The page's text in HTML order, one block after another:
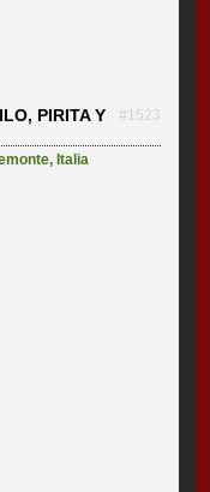
PIRITA Y
#1523
, Italia